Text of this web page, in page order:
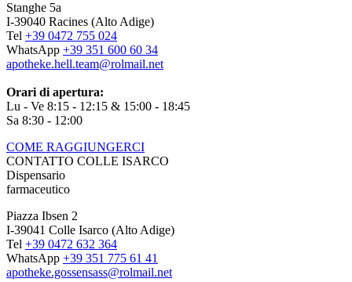
Stanghe 5a
I-39040 Racines (Alto Adige)
Tel +39 0472 755 024
WhatsApp +39 351 600 60 34
apotheke.hell.team@rolmail.net
Orari di apertura:
Lu - Ve 8:15 - 12:15 & 15:00 - 18:45
Sa 8:30 - 12:00
COME RAGGIUNGERCI
CONTATTO COLLE ISARCO
Dispensario
farmaceutico
Piazza Ibsen 2
I-39041 Colle Isarco (Alto Adige)
Tel +39 0472 632 364
WhatsApp +39 351 775 61 41
apotheke.gossensass@rolmail.net